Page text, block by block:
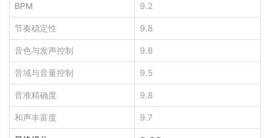
BPM 9.2
节奏稳定性 9.8
音色与发声控制 9.8
音域与音量控制 9.5
音准精确度 9.8
和声丰富度 9.7